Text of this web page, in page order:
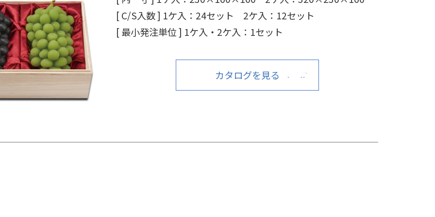
[ C/S入数 ] 1ケ入：24セット 2ケ入：12セット
[ 最小発注単位 ] 1ケ入・2ケ入：1セット
カタログを見る